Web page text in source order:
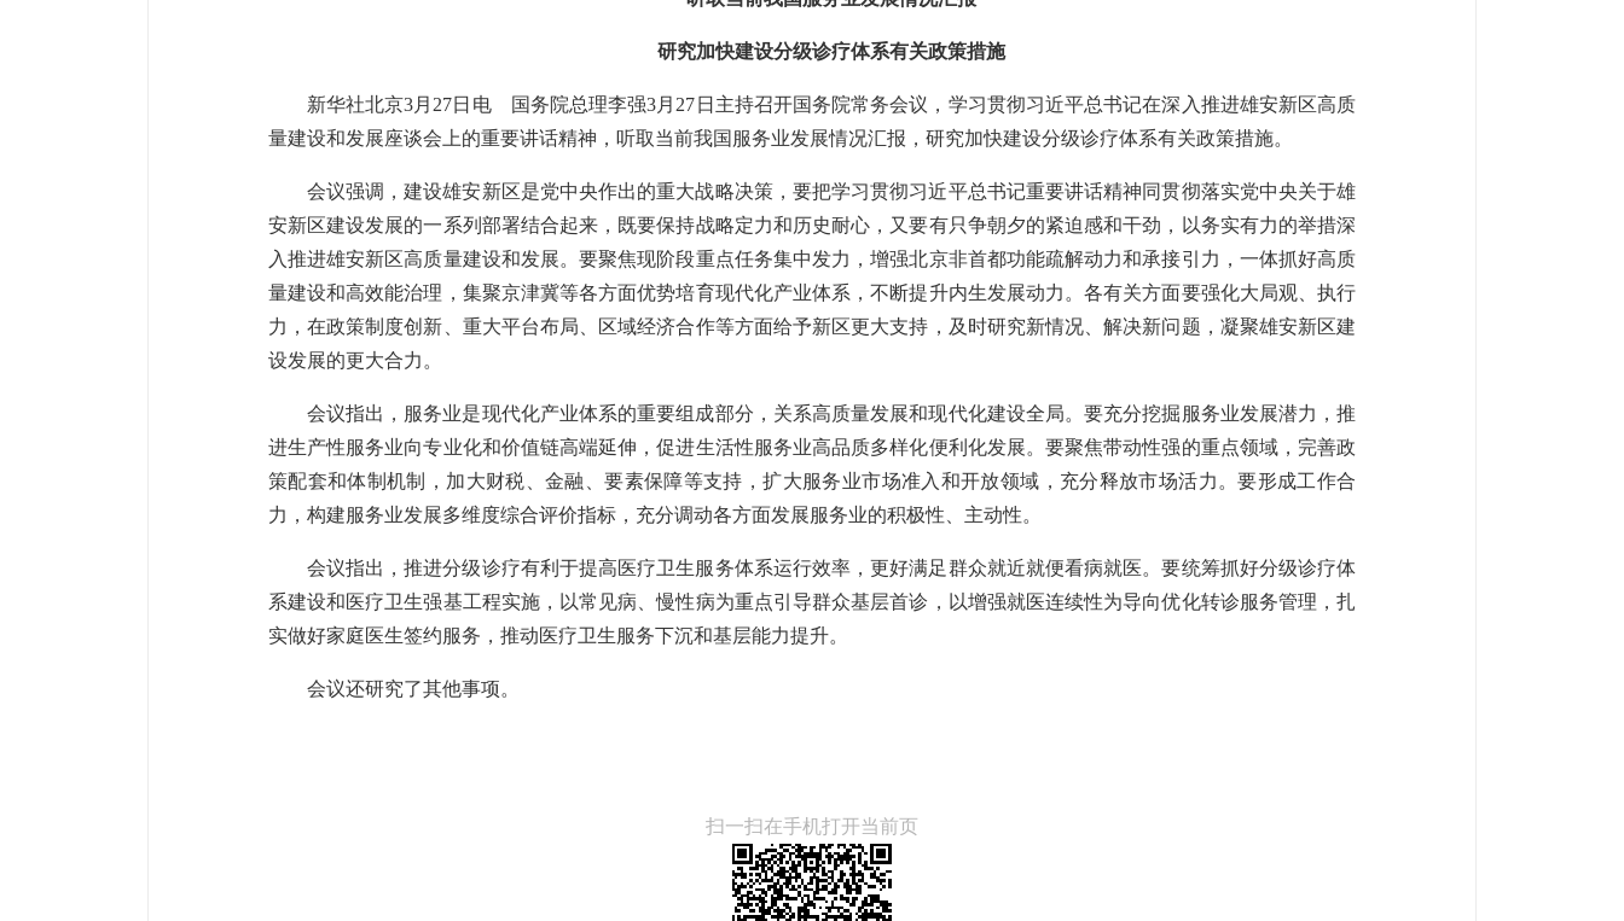
研究加快建设分级诊疗体系有关政策措施
新华社北京3月27日电 国务院总理李强3月27日主持召开国务院常务会议，学习贯彻习近平总书记在深入推进雄安新区高质
量建设和发展座谈会上的重要讲话精神，听取当前我国服务业发展情况汇报，研究加快建设分级诊疗体系有关政策措施。
会议强调，建设雄安新区是党中央作出的重大战略决策，要把学习贯彻习近平总书记重要讲话精神同贯彻落实党中央关于雄
安新区建设发展的一系列部署结合起来，既要保持战略定力和历史耐心，又要有只争朝夕的紧迫感和干劲，以务实有力的举措深
入推进雄安新区高质量建设和发展。要聚焦现阶段重点任务集中发力，增强北京非首都功能疏解动力和承接引力，一体抓好高质
量建设和高效能治理，集聚京津冀等各方面优势培育现代化产业体系，不断提升内生发展动力。各有关方面要强化大局观、执行
力，在政策制度创新、重大平台布局、区域经济合作等方面给予新区更大支持，及时研究新情况、解决新问题，凝聚雄安新区建
设发展的更大合力。
会议指出，服务业是现代化产业体系的重要组成部分，关系高质量发展和现代化建设全局。要充分挖掘服务业发展潜力，推
进生产性服务业向专业化和价值链高端延伸，促进生活性服务业高品质多样化便利化发展。要聚焦带动性强的重点领域，完善政
策配套和体制机制，加大财税、金融、要素保障等支持，扩大服务业市场准入和开放领域，充分释放市场活力。要形成工作合
力，构建服务业发展多维度综合评价指标，充分调动各方面发展服务业的积极性、主动性。
会议指出，推进分级诊疗有利于提高医疗卫生服务体系运行效率，更好满足群众就近就便看病就医。要统筹抓好分级诊疗体
系建设和医疗卫生强基工程实施，以常见病、慢性病为重点引导群众基层首诊，以增强就医连续性为导向优化转诊服务管理，扎
实做好家庭医生签约服务，推动医疗卫生服务下沉和基层能力提升。
会议还研究了其他事项。
扫一扫在手机打开当前页